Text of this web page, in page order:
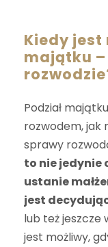
Kiedy jest
majątku –
Podział
rozwodem, jak
sprawy
to nie jedynie
ustanie
jest
lub też jeszcze
jest możliwy,